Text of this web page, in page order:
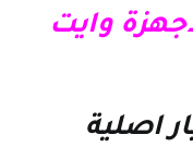
وايت
اصلية